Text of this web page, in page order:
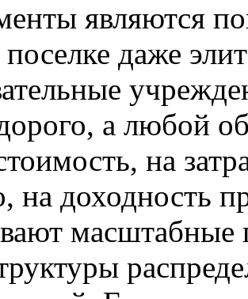
являются
даже
а любой
на
на доходность
масштабные